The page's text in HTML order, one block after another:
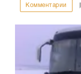
Комментарии